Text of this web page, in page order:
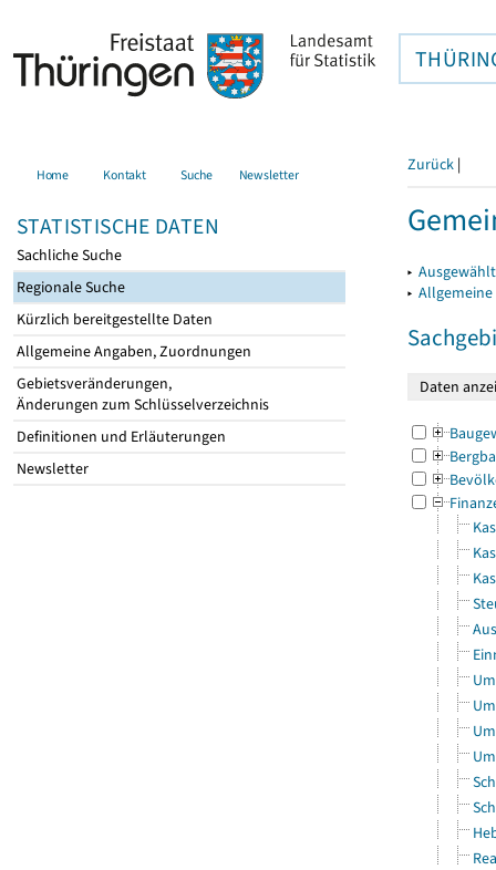
Home Kontakt Suche Newsletter
STATISTISCHE DATEN
Sachliche Suche
Regionale Suche
Kürzlich bereitgestellte Daten
Allgemeine Angaben, Zuordnungen
Gebietsveränderungen,
Änderungen zum Schlüsselverzeichnis
Definitionen und Erläuterungen
Newsletter
Zurück |
▸
▸